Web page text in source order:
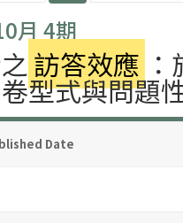
月 4期
訪答效應
型式與問題
Date